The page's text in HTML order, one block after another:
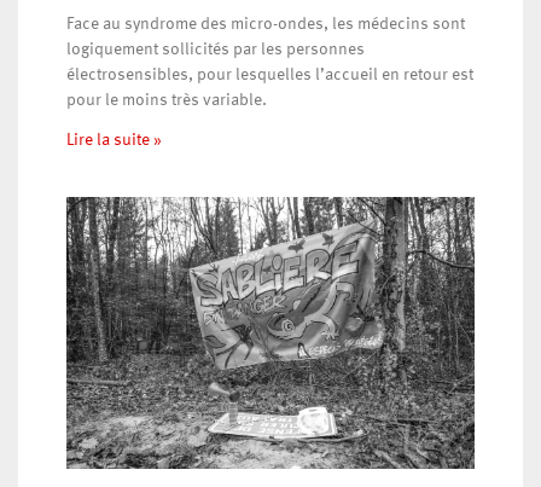
Face au syndrome des micro-ondes, les médecins sont
logiquement sollicités par les personnes
électrosensibles, pour lesquelles l’accueil en retour est
pour le moins très variable.
Lire la suite »